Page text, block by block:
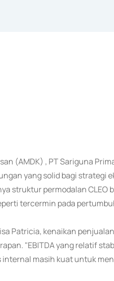
(AMDK) , PT Sariguna
yang solid bagi strategi
struktur permodalan CLEO
tercermin pada
Patricia, kenaikan
"EBITDA yang relatif
masih kuat untuk